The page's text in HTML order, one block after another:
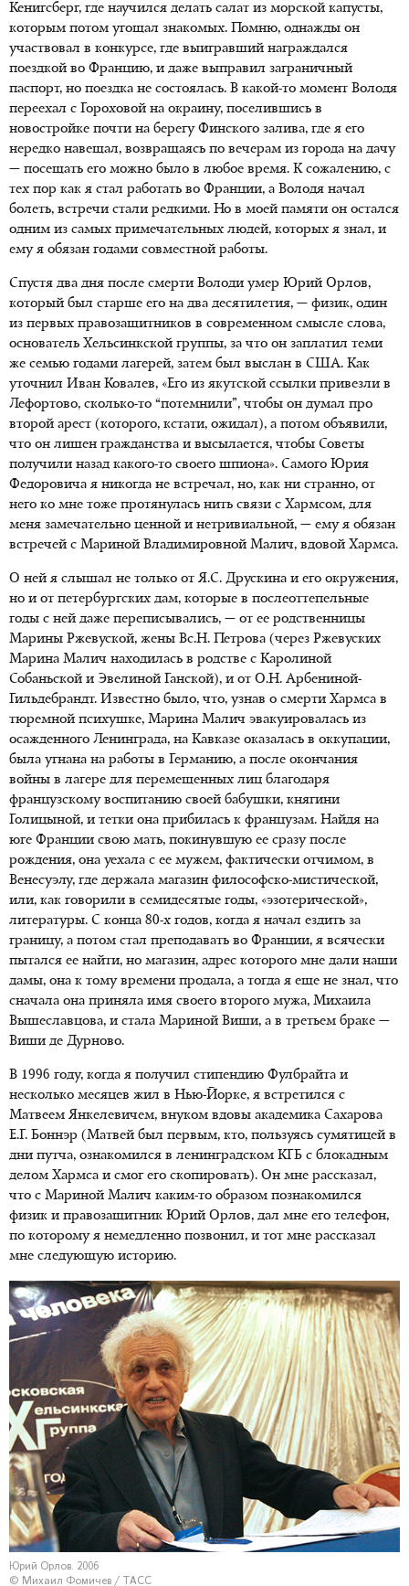
Кенигсберг, где научился делать салат из морской капусты,
которым потом угощал знакомых. Помню, однажды он
участвовал в конкурсе, где выигравший награждался
поездкой во Францию, и даже выправил заграничный
паспорт, но поездка не состоялась. В какой-то момент Володя
переехал с Гороховой на окраину, поселившись в
новостройке почти на берегу Финского залива, где я его
нередко навещал, возвращаясь по вечерам из города на дачу
— посещать его можно было в любое время. К сожалению, с
тех пор как я стал работать во Франции, а Володя начал
болеть, встречи стали редкими. Но в моей памяти он остался
одним из самых примечательных людей, которых я знал, и
ему я обязан годами совместной работы.
Спустя два дня после смерти Володи умер Юрий Орлов,
который был старше его на два десятилетия, — физик, один
из первых правозащитников в современном смысле слова,
основатель Хельсинкской группы, за что он заплатил теми
же семью годами лагерей, затем был выслан в США. Как
уточнил Иван Ковалев, «Его из якутской ссылки привезли в
Лефортово, сколько-то “потемнили”, чтобы он думал про
второй арест (которого, кстати, ожидал), а потом объявили,
что он лишен гражданства и высылается, чтобы Советы
получили назад какого-то своего шпиона». Самого Юрия
Федоровича я никогда не встречал, но, как ни странно, от
него ко мне тоже протянулась нить связи с Хармсом, для
меня замечательно ценной и нетривиальной, — ему я обязан
встречей с Мариной Владимировной Малич, вдовой Хармса.
О ней я слышал не только от Я.С. Друскина и его окружения,
но и от петербургских дам, которые в послеоттепельные
годы с ней даже переписывались, — от ее родственницы
Марины Ржевуской, жены Вс.Н. Петрова (через Ржевуских
Марина Малич находилась в родстве с Каролиной
Собаньской и Эвелиной Ганской), и от О.Н. Арбениной-
Гильдебрандт. Известно было, что, узнав о смерти Хармса в
тюремной психушке, Марина Малич эвакуировалась из
осажденного Ленинграда, на Кавказе оказалась в оккупации,
была угнана на работы в Германию, а после окончания
войны в лагере для перемещенных лиц благодаря
французскому воспитанию своей бабушки, княгини
Голицыной, и тетки она прибилась к французам. Найдя на
юге Франции свою мать, покинувшую ее сразу после
рождения, она уехала с ее мужем, фактически отчимом, в
Венесуэлу, где держала магазин философско-мистической,
или, как говорили в семидесятые годы, «эзотерической»,
литературы. С конца 80-х годов, когда я начал ездить за
границу, а потом стал преподавать во Франции, я всячески
пытался ее найти, но магазин, адрес которого мне дали наши
дамы, она к тому времени продала, а тогда я еще не знал, что
сначала она приняла имя своего второго мужа, Михаила
Вышеславцова, и стала Мариной Виши, а в третьем браке —
Виши де Дурново.
В 1996 году, когда я получил стипендию Фулбрайта и
несколько месяцев жил в Нью-Йорке, я встретился с
Матвеем Янкелевичем, внуком вдовы академика Сахарова
Е.Г. Боннэр (Матвей был первым, кто, пользуясь сумятицей в
дни путча, ознакомился в ленинградском КГБ с блокадным
делом Хармса и смог его скопировать). Он мне рассказал,
что с Мариной Малич каким-то образом познакомился
физик и правозащитник Юрий Орлов, дал мне его телефон,
по которому я немедленно позвонил, и тот мне рассказал
мне следующую историю.
Юрий Орлов. 2006
© Михаил Фомичев / ТАСС